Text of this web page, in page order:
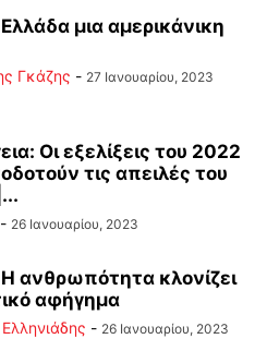
μια αμερικάνικη
Γκάζης - 27 Ιανουαρίου, 2023
Οι εξελίξεις του 2022
τις απειλές του
- 26 Ιανουαρίου, 2023
ανθρωπότητα κλονίζει
αφήγημα
- 26 Ιανουαρίου, 2023